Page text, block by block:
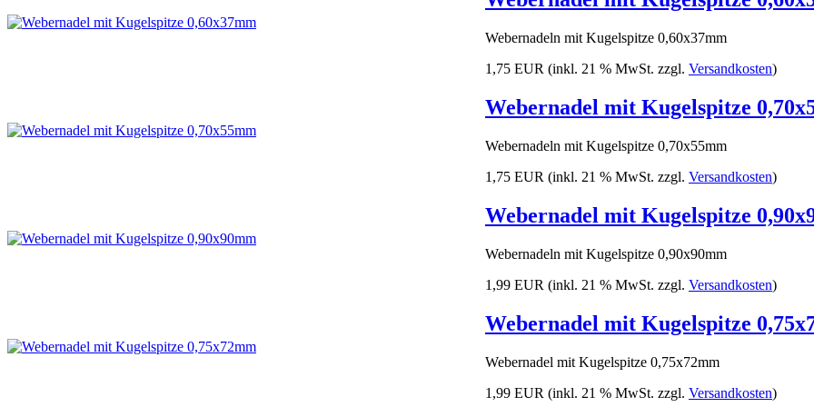
Webernadeln mit Kugelspitze 0,60x37mm
1,75 EUR (inkl. 21 % MwSt. zzgl. Versandkosten)
Webernadel mit Kugelspitze
Webernadeln mit Kugelspitze 0,70x55mm
1,75 EUR (inkl. 21 % MwSt. zzgl. Versandkosten)
Webernadel mit Kugelspitze
Webernadeln mit Kugelspitze 0,90x90mm
1,99 EUR (inkl. 21 % MwSt. zzgl. Versandkosten)
Webernadel mit Kugelspitze
Webernadel mit Kugelspitze 0,75x72mm
1,99 EUR (inkl. 21 % MwSt. zzgl. Versandkosten)